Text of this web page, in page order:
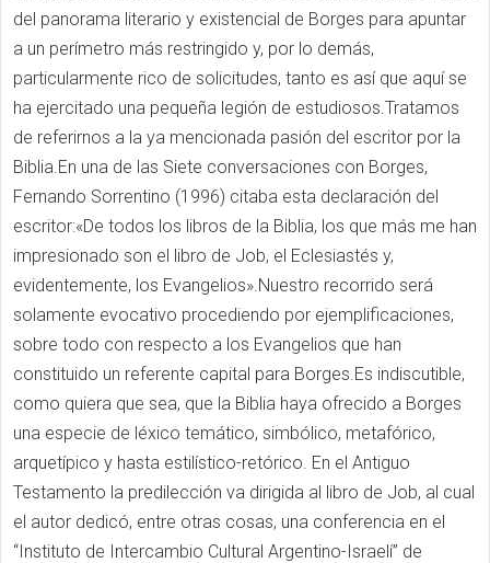
del panorama literario y existencial de Borges para apuntar
a un perímetro más restringido y, por lo demás,
particularmente rico de solicitudes, tanto es así que aquí se
ha ejercitado una pequeña legión de estudiosos.Tratamos
de referirnos a la ya mencionada pasión del escritor por la
Biblia.En una de las Siete conversaciones con Borges,
Fernando Sorrentino (1996) citaba esta declaración del
escritor:«De todos los libros de la Biblia, los que más me han
impresionado son el libro de Job, el Eclesiastés y,
evidentemente, los Evangelios».Nuestro recorrido será
solamente evocativo procediendo por ejemplificaciones,
sobre todo con respecto a los Evangelios que han
constituido un referente capital para Borges.Es indiscutible,
como quiera que sea, que la Biblia haya ofrecido a Borges
una especie de léxico temático, simbólico, metafórico,
arquetípico y hasta estilístico-retórico. En el Antiguo
Testamento la predilección va dirigida al libro de Job, al cual
el autor dedicó, entre otras cosas, una conferencia en el
“Instituto de Intercambio Cultural Argentino-Israelí” de